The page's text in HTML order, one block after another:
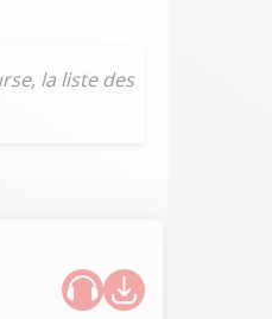
la liste des